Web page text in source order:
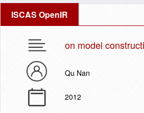
ISCAS OpenIR
on model
Qu Nan
2012